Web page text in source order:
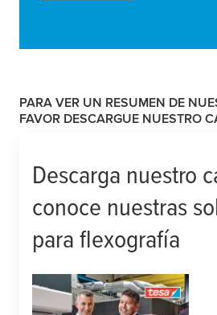
PARA VER UN RESUMEN DE
FAVOR DESCARGUE NUESTRO
Descarga nuestro
conoce nuestras
para flexografía